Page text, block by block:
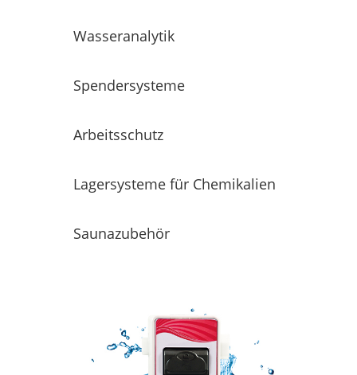
Wasseranalytik
Spendersysteme
Arbeitsschutz
Lagersysteme für Chemikalien
Saunazubehör